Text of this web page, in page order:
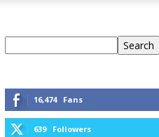
Search
16,474 Fans
639 Followers